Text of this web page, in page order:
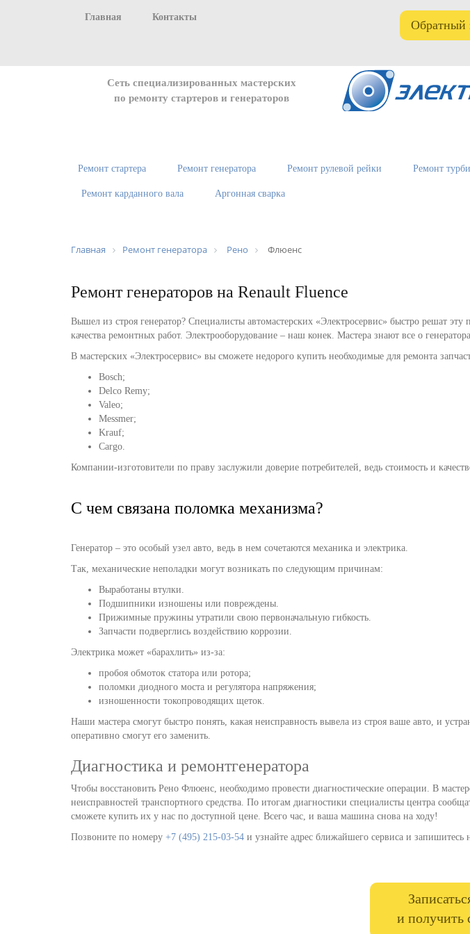
Главная Контакты
Обратный
Сеть специализированных мастерских
по ремонту стартеров и генераторов
Ремонт стартера Ремонт генератора Ремонт рулевой рейки Ремонт
Ремонт карданного вала Аргонная сварка
Главная Ремонт генератора Рено Флюенс
Ремонт генераторов на Renault Fluence
Вышел из строя генератор? Специалисты автомастерских «Электросервис» быстро решат
качества ремонтных работ. Электрооборудование – наш конек. Мастера знают все о
В мастерских «Электросервис» вы сможете недорого купить необходимые для ремонта
Bosch;
Delco Remy;
Valeo;
Messmer;
Krauf;
Cargo.
Компании-изготовители по праву заслужили доверие потребителей, ведь стоимость и
С чем связана поломка механизма?
Генератор – это особый узел авто, ведь в нем сочетаются механика и электрика.
Так, механические неполадки могут возникать по следующим причинам:
Выработаны втулки.
Подшипники изношены или повреждены.
Прижимные пружины утратили свою первоначальную гибкость.
Запчасти подверглись воздействию коррозии.
Электрика может «барахлить» из-за:
пробоя обмоток статора или ротора;
поломки диодного моста и регулятора напряжения;
изношенности токопроводящих щеток.
Наши мастера смогут быстро понять, какая неисправность вывела из строя ваше авто, и
оперативно смогут его заменить.
Диагностика и ремонтгенератора
Чтобы восстановить Рено Флюенс, необходимо провести диагностические операции. В
неисправностей транспортного средства. По итогам диагностики специалисты центра
сможете купить их у нас по доступной цене. Всего час, и ваша машина снова на ходу!
Позвоните по номеру +7 (495) 215-03-54 и узнайте адрес ближайшего сервиса и запишитесь
и получить